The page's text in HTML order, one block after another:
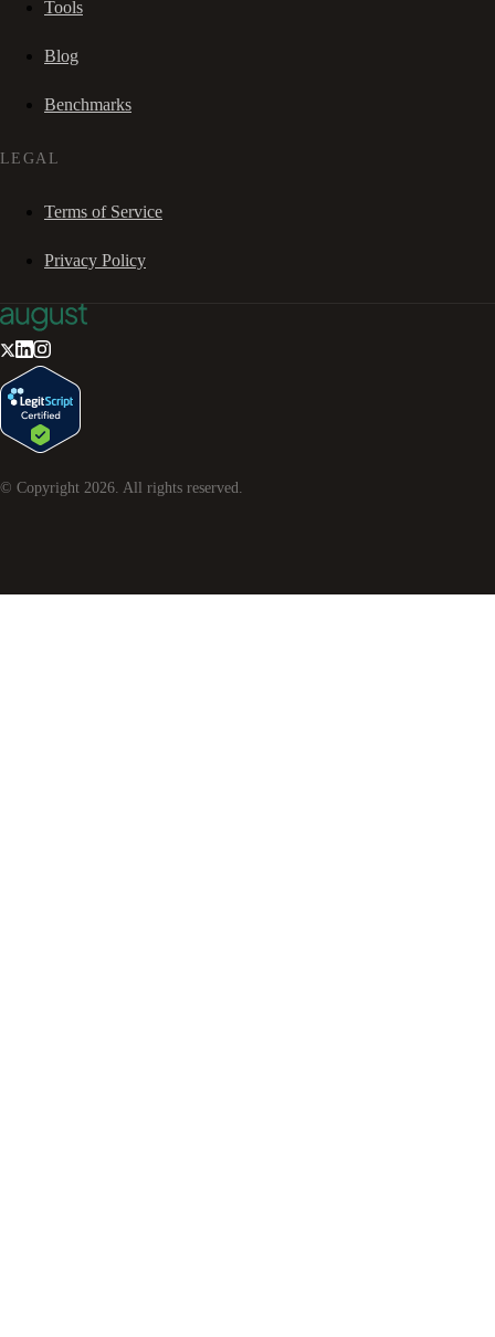
Tools
Blog
Benchmarks
LEGAL
Terms of Service
Privacy Policy
© Copyright 2026 . All rights reserved.